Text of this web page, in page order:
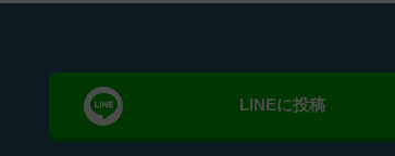
LINEに投稿